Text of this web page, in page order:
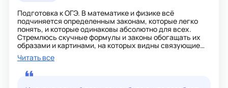
Подготовка к ОГЭ. В математике и физике всё
подчиняется определенным законам, которые легко
понять, и которые одинаковы абсолютно для всех.
Стремлюсь скучные формулы и законы обогащать их
образами и картинами, на которых видны связующие
нити.
На моих занятиях учащиеся понимают практическую
значимость предметов. Ежегодно успешно сдают ОГЭ
по математике и физике.
До встречи на увлекательных занятиях!!!
Читать все